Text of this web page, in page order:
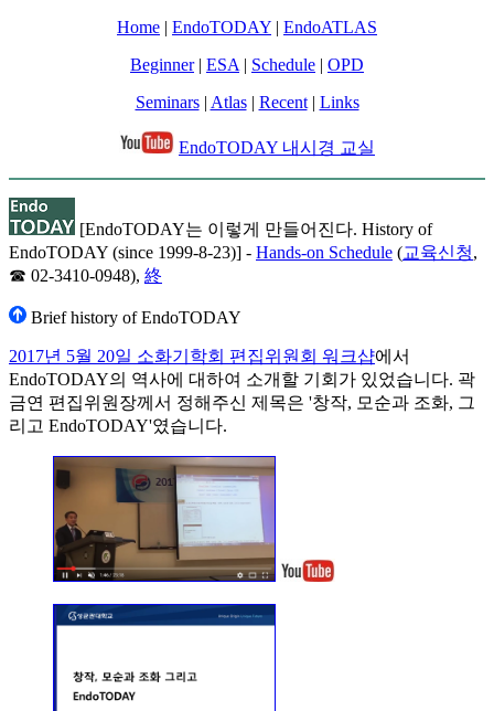
Home | EndoTODAY | EndoATLAS
Beginner| ESA | Schedule | OPD
Seminars| Atlas| Recent| Links
EndoTODAY 내시경 교실
[EndoTODAY는 이렇게 만들어진다. History of
EndoTODAY (since 1999-8-23)] - Hands-on Schedule (교육신청,
☎ 02-3410-0948), 終
Brief history of EndoTODAY
2017년 5월 20일 소화기학회 편집위원회 워크샵에서
EndoTODAY의 역사에 대하여 소개할 기회가 있었습니다. 곽
금연 편집위원장께서 정해주신 제목은 '창작, 모순과 조화, 그
리고 EndoTODAY'였습니다.